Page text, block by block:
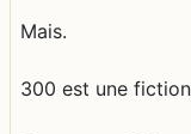
Mais.
300 est une